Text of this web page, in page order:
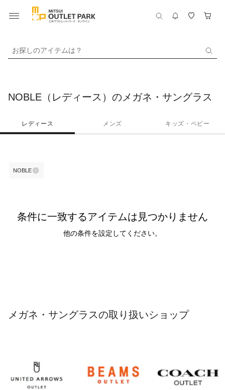
お探しのアイテムは？
NOBLE（レディース）のメガネ・サングラス
レディース メンズ キッズ・ベビー
NOBLE
条件に一致するアイテムは見つかりません
他の条件を設定してください。
メガネ・サングラスの取り扱いショップ